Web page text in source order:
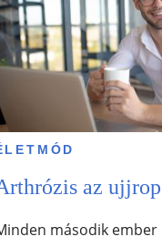
az
második